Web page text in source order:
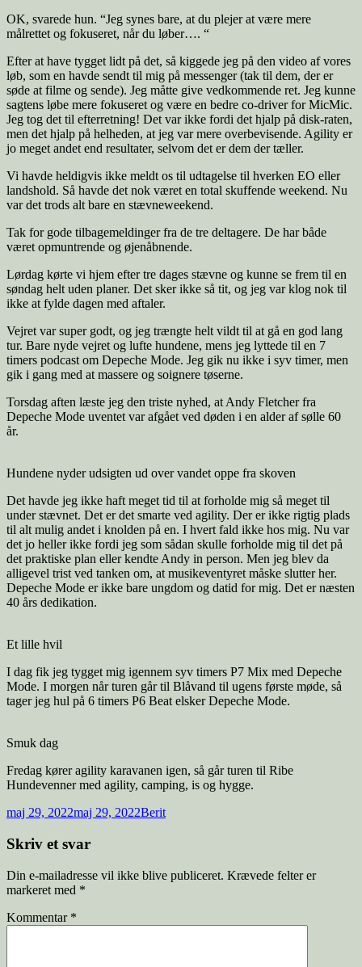
OK, svarede hun. “Jeg synes bare, at du plejer at være mere
målrettet og fokuseret, når du løber…. “
Efter at have tygget lidt på det, så kiggede jeg på den video af vores
løb, som en havde sendt til mig på messenger (tak til dem, der er
søde at filme og sende). Jeg måtte give vedkommende ret. Jeg kunne
sagtens løbe mere fokuseret og være en bedre co-driver for MicMic.
Jeg tog det til efterretning! Det var ikke fordi det hjalp på disk-raten,
men det hjalp på helheden, at jeg var mere overbevisende. Agility er
jo meget andet end resultater, selvom det er dem der tæller.
Vi havde heldigvis ikke meldt os til udtagelse til hverken EO eller
landshold. Så havde det nok været en total skuffende weekend. Nu
var det trods alt bare en stævneweekend.
Tak for gode tilbagemeldinger fra de tre deltagere. De har både
været opmuntrende og øjenåbnende.
Lørdag kørte vi hjem efter tre dages stævne og kunne se frem til en
søndag helt uden planer. Det sker ikke så tit, og jeg var klog nok til
ikke at fylde dagen med aftaler.
Vejret var super godt, og jeg trængte helt vildt til at gå en god lang
tur. Bare nyde vejret og lufte hundene, mens jeg lyttede til en 7
timers podcast om Depeche Mode. Jeg gik nu ikke i syv timer, men
gik i gang med at massere og soignere tøserne.
Torsdag aften læste jeg den triste nyhed, at Andy Fletcher fra
Depeche Mode uventet var afgået ved døden i en alder af sølle 60
år.
Hundene nyder udsigten ud over vandet oppe fra skoven
Det havde jeg ikke haft meget tid til at forholde mig så meget til
under stævnet. Det er det smarte ved agility. Der er ikke rigtig plads
til alt mulig andet i knolden på en. I hvert fald ikke hos mig. Nu var
det jo heller ikke fordi jeg som sådan skulle forholde mig til det på
det praktiske plan eller kendte Andy in person. Men jeg blev da
alligevel trist ved tanken om, at musikeventyret måske slutter her.
Depeche Mode er ikke bare ungdom og datid for mig. Det er næsten
40 års dedikation.
Et lille hvil
I dag fik jeg tygget mig igennem syv timers P7 Mix med Depeche
Mode. I morgen når turen går til Blåvand til ugens første møde, så
tager jeg hul på 6 timers P6 Beat elsker Depeche Mode.
Smuk dag
Fredag kører agility karavanen igen, så går turen til Ribe
Hundevenner med agility, camping, is og hygge.
Udgivet
maj 29, 2022maj 29, 2022Forfatter
Berit
Skriv et svar
Din e-mailadresse vil ikke blive publiceret. Krævede felter er
markeret med *
Kommentar *